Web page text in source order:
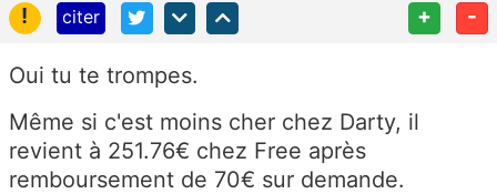
!
citer + -
Oui tu te trompes.
Même si c'est moins cher chez Darty, il
revient à 251.76€ chez Free après
remboursement de 70€ sur demande.